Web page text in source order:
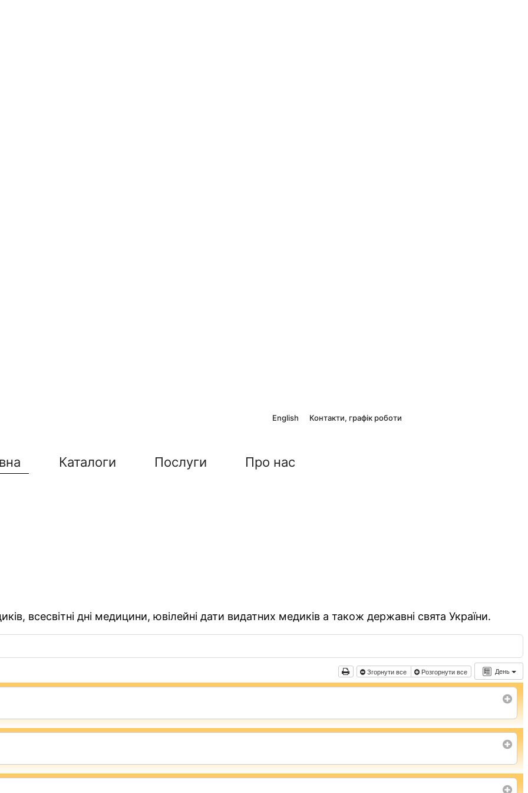
English Контакти, графік роботи
Каталоги Послуги Про нас
всесвітні дні медицини, ювілейні дати видатних медиків а також державні свята України.
День
Згорнути все Розгорнути все